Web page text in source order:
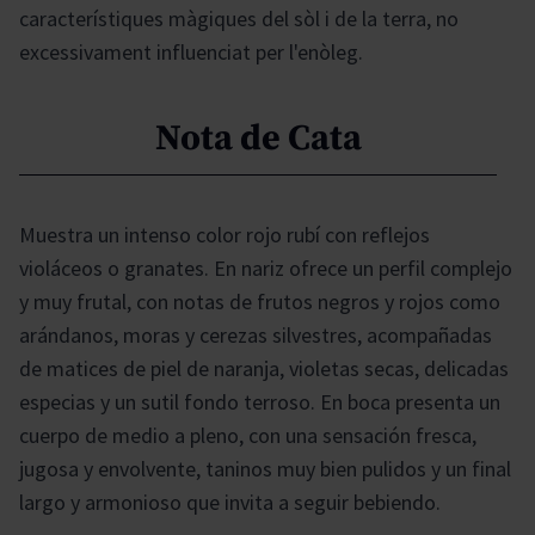
característiques màgiques del sòl i de la terra, no
excessivament influenciat per l'enòleg.
Nota de Cata
Muestra un intenso color rojo rubí con reflejos
violáceos o granates. En nariz ofrece un perfil complejo
y muy frutal, con notas de frutos negros y rojos como
arándanos, moras y cerezas silvestres, acompañadas
de matices de piel de naranja, violetas secas, delicadas
especias y un sutil fondo terroso. En boca presenta un
cuerpo de medio a pleno, con una sensación fresca,
jugosa y envolvente, taninos muy bien pulidos y un final
largo y armonioso que invita a seguir bebiendo.